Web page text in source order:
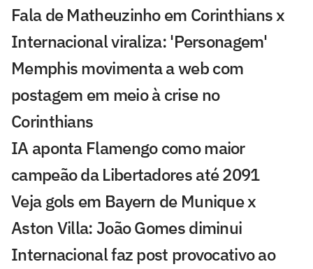
Fala de Matheuzinho em Corinthians x
Internacional viraliza: 'Personagem'
Memphis movimenta a web com
postagem em meio à crise no
Corinthians
IA aponta Flamengo como maior
campeão da Libertadores até 2091
Veja gols em Bayern de Munique x
Aston Villa: João Gomes diminui
Internacional faz post provocativo ao